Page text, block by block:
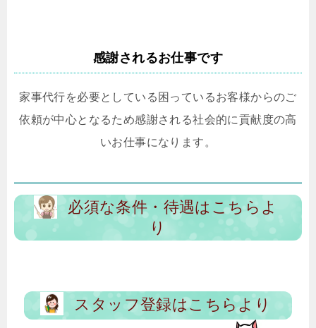
感謝されるお仕事です
家事代行を必要としている困っているお客様からのご
依頼が中心となるため感謝される社会的に貢献度の高
いお仕事になります。
必須な条件・待遇はこちらよ
り
スタッフ登録はこちらより